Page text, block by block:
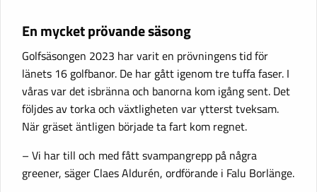
En mycket prövande säsong
Golfsäsongen 2023 har varit en prövningens tid för
länets 16 golfbanor. De har gått igenom tre tuffa faser. I
våras var det isbränna och banorna kom igång sent. Det
följdes av torka och växtligheten var ytterst tveksam.
När gräset äntligen började ta fart kom regnet.
– Vi har till och med fått svampangrepp på några
greener, säger Claes Aldurén, ordförande i Falu Borlänge.